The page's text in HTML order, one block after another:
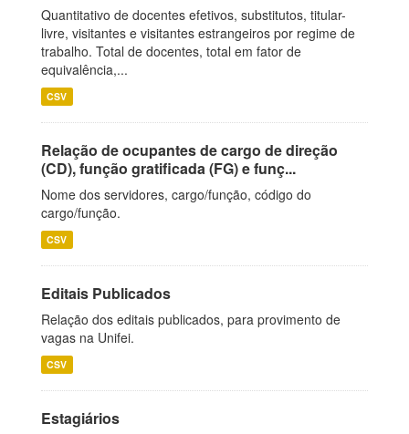
Quantitativo de docentes efetivos, substitutos, titular-
livre, visitantes e visitantes estrangeiros por regime de
trabalho. Total de docentes, total em fator de
equivalência,...
CSV
Relação de ocupantes de cargo de direção
(CD), função gratificada (FG) e funç...
Nome dos servidores, cargo/função, código do
cargo/função.
CSV
Editais Publicados
Relação dos editais publicados, para provimento de
vagas na Unifei.
CSV
Estagiários